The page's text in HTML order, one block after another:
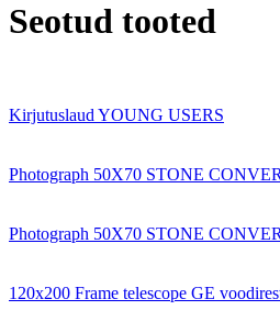
Seotud tooted
Kirjutuslaud YOUNG USERS
Photograph 50X70 STONE
Photograph 50X70 STONE
120x200 Frame telescope GE